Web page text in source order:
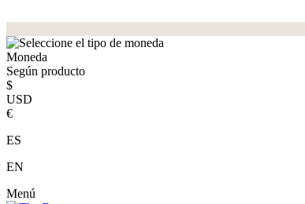
Moneda
Según producto
$
USD
€
ES
EN
Menú